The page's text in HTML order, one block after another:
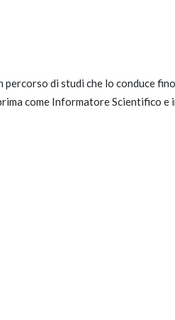
di studi che lo conduce
come Informatore Scientifico e